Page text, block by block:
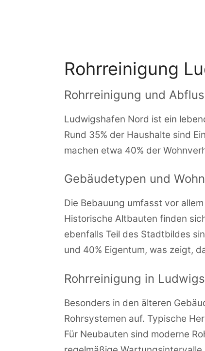
Rohrreinigung
Rohrreinigung und
Ludwigshafen Nord ist ein
Rund 35% der Haushalte sind
machen etwa 40% der
Gebäudetypen und
Die Bebauung umfasst vor
Historische Altbauten finden
ebenfalls Teil des Stadtbildes
und 40% Eigentum, was zeigt,
Rohrreinigung in
Besonders in den älteren
Rohrsystemen auf. Typische
Für Neubauten sind moderne